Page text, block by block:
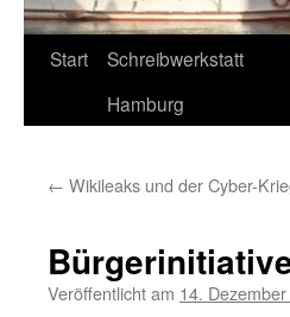
Start
Schreibwerkstatt
Hamburg
← Wikileaks und der Cyber-
Veröffentlicht am 14.